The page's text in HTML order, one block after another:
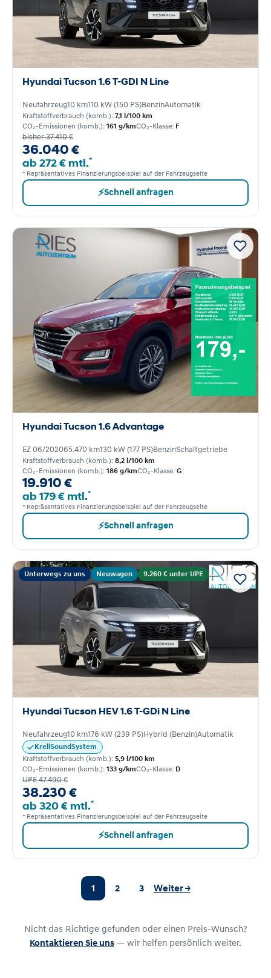
Hyundai Tucson 1.6 T-GDI N Line
Neufahrzeug10 km110 kW (150 PS)BenzinAutomatik
Kraftstoffverbrauch (komb.): 7,1 l/100 km
CO₂-Emissionen (komb.): 161 g/kmCO₂-Klasse: F
bisher 37.410 €
36.040 €
ab 272 € mtl.*
* Repräsentatives Finanzierungsbeispiel auf der Fahrzeugseite
⚡Schnell anfragen
Hyundai Tucson 1.6 Advantage
EZ 06/202065.470 km130 kW (177 PS)BenzinSchaltgetriebe
Kraftstoffverbrauch (komb.): 8,2 l/100 km
CO₂-Emissionen (komb.): 186 g/kmCO₂-Klasse: G
19.910 €
ab 179 € mtl.*
* Repräsentatives Finanzierungsbeispiel auf der Fahrzeugseite
⚡Schnell anfragen
Unterwegs zu uns Neuwagen 9.260 € unter UPE
Hyundai Tucson HEV 1.6 T-GDi N Line
Neufahrzeug10 km176 kW (239 PS)Hybrid (Benzin)Automatik
KrellSoundSystem
Kraftstoffverbrauch (komb.): 5,9 l/100 km
CO₂-Emissionen (komb.): 133 g/kmCO₂-Klasse: D
UPE 47.490 €
38.230 €
ab 320 € mtl.*
* Repräsentatives Finanzierungsbeispiel auf der Fahrzeugseite
⚡Schnell anfragen
1 2 3 Weiter →
Nicht das Richtige gefunden oder einen Preis-Wunsch?
Kontaktieren Sie uns — wir helfen persönlich weiter.